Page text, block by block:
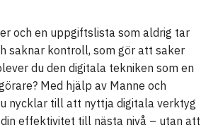
och en uppgiftslista som aldrig tar
saknar kontroll, som gör att saker
du den digitala tekniken som en
Med hjälp av Manne och
nycklar till att nyttja digitala verktyg
effektivitet till nästa nivå – utan att